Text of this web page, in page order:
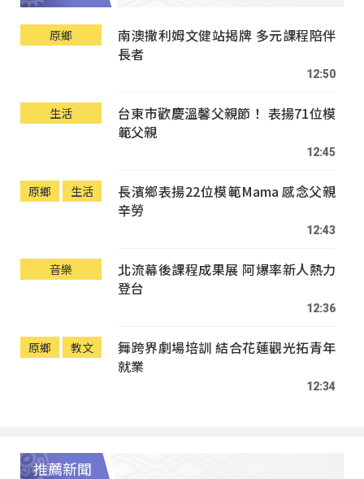
原鄉
南澳撒利姆文健站揭牌 多元課程陪伴
長者
12:50
生活
台東市歡慶溫馨父親節！ 表揚71位模
範父親
12:45
原鄉 生活
長濱鄉表揚22位模範Mama 感念父親
辛勞
12:43
音樂
北流幕後課程成果展 阿爆率新人熱力
登台
12:36
原鄉 教文
舞跨界劇場培訓 結合花蓮觀光拓青年
就業
12:34
推薦新聞